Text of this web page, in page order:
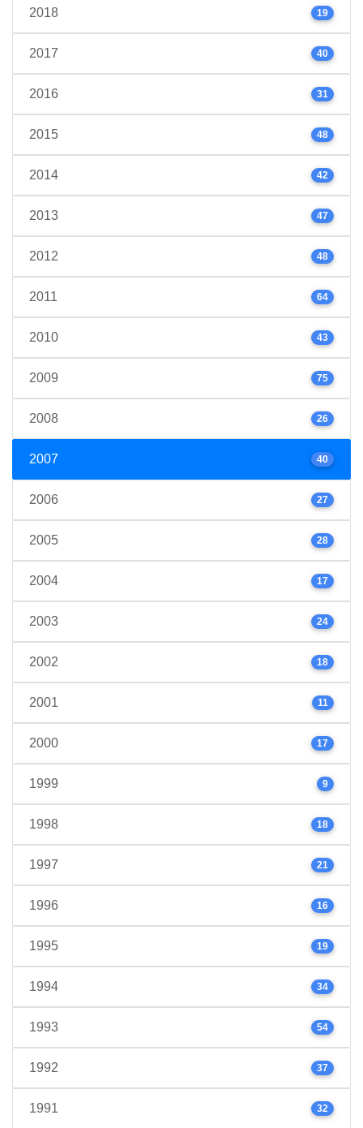
2018 19
2017 40
2016 31
2015 48
2014 42
2013 47
2012 48
2011 64
2010 43
2009 75
2008 26
2007 40
2006 27
2005 28
2004 17
2003 24
2002 18
2001 11
2000 17
1999 9
1998 18
1997 21
1996 16
1995 19
1994 34
1993 54
1992 37
1991 32